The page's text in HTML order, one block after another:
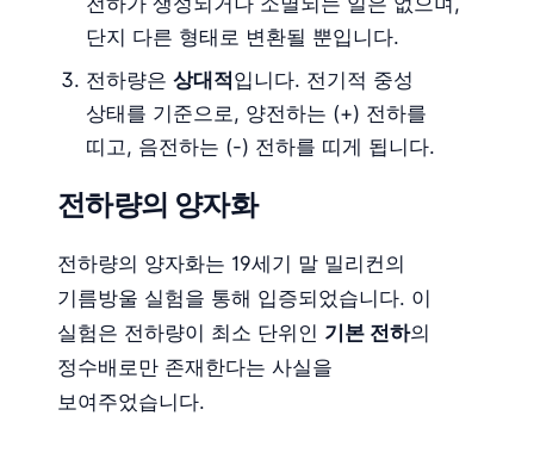
단지 다른 형태로 변환될 뿐입니다.
전하량은 상대적입니다. 전기적 중성
상태를 기준으로, 양전하는 (+) 전하를
띠고, 음전하는 (-) 전하를 띠게 됩니다.
전하량의 양자화
전하량의 양자화는 19세기 말 밀리컨의
기름방울 실험을 통해 입증되었습니다. 이
실험은 전하량이 최소 단위인 기본 전하의
정수배로만 존재한다는 사실을
보여주었습니다.